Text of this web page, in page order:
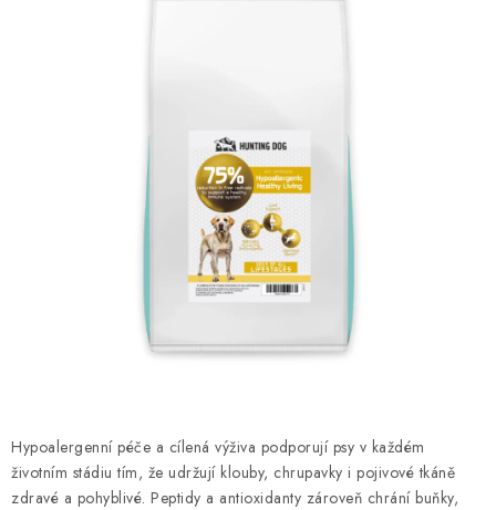
VÝMĚNA, VRÁCENÍ A REKLAMACE
Podmínky ochrany osobních údajů
Zásady použivání souboru cookies
Hodnocení obchodu
Hypoalergenní péče a cílená výživa podporují psy v každém
životním stádiu tím, že udržují klouby, chrupavky i pojivové tkáně
zdravé a pohyblivé. Peptidy a antioxidanty zároveň chrání buňky,